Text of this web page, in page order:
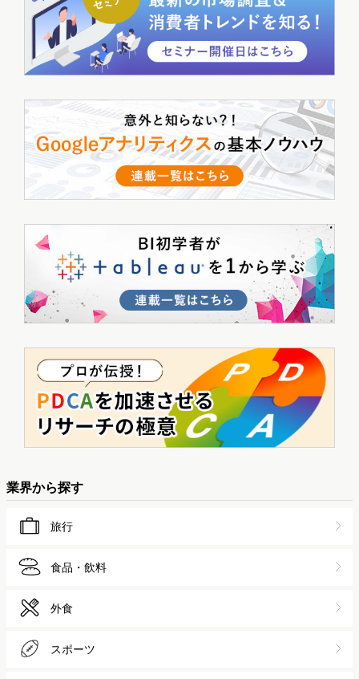
業界から探す
旅行
食品・飲料
外食
スポーツ